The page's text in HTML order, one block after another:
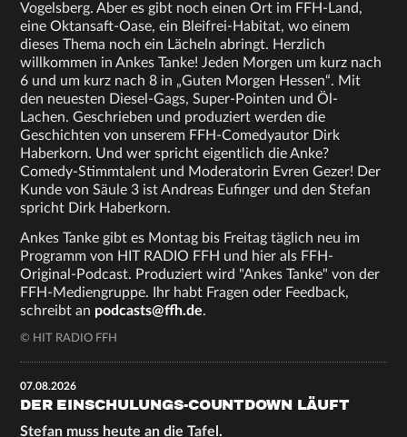
Vogelsberg. Aber es gibt noch einen Ort im FFH-Land,
eine Oktansaft-Oase, ein Bleifrei-Habitat, wo einem
dieses Thema noch ein Lächeln abringt. Herzlich
willkommen in Ankes Tanke! Jeden Morgen um kurz nach
6 und um kurz nach 8 in „Guten Morgen Hessen“. Mit
den neuesten Diesel-Gags, Super-Pointen und Öl-
Lachen. Geschrieben und produziert werden die
Geschichten von unserem FFH-Comedyautor Dirk
Haberkorn. Und wer spricht eigentlich die Anke?
Comedy-Stimmtalent und Moderatorin Evren Gezer! Der
Kunde von Säule 3 ist Andreas Eufinger und den Stefan
spricht Dirk Haberkorn.
Ankes Tanke gibt es Montag bis Freitag täglich neu im
Programm von HIT RADIO FFH und hier als FFH-
Original-Podcast. Produziert wird "Ankes Tanke" von der
FFH-Mediengruppe. Ihr habt Fragen oder Feedback,
schreibt an podcasts@ffh.de.
© HIT RADIO FFH
07.08.2026
DER EINSCHULUNGS-COUNTDOWN LÄUFT
Stefan muss heute an die Tafel.